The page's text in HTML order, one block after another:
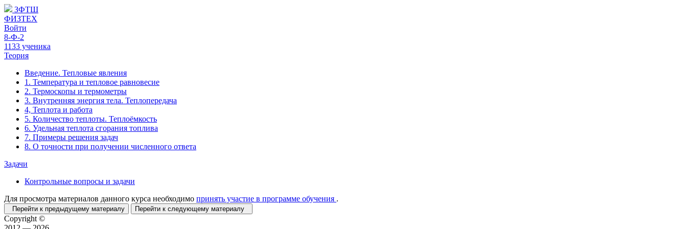
ЗФТШ
ФИЗТЕХ
Войти
8-Ф-2
1133 ученика
Теория
Введение. Тепловые явления
1. Температура и тепловое равновесие
2. Термоскопы и термометры
3. Внутренняя энергия тела. Теплопередача
4, Теплота и работа
5. Количество теплоты. Теплоёмкость
6. Удельная теплота сгорания топлива
7. Примеры решения задач
8. О точности при получении численного ответа
Задачи
Контрольные вопросы и задачи
Для просмотра материалов данного курса необходимо принять участие в программе обучения .
Перейти к предыдущему материалу Перейти к следующему материалу
Copyright ©